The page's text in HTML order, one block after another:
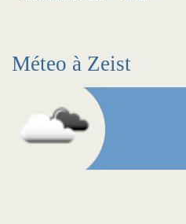
Méteo à Zeist